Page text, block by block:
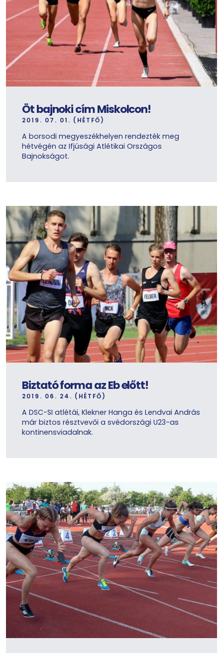
Öt bajnoki cím Miskolcon!
2019. 07. 01. (HÉTFŐ)
A borsodi megyeszékhelyen rendezték meg
hétvégén az Ifjúsági Atlétikai Országos
Bajnokságot.
Biztató forma az Eb előtt!
2019. 06. 24. (HÉTFŐ)
A DSC-SI atlétái, Klekner Hanga és Lendvai András
már biztos résztvevői a svédországi U23-as
kontinensviadalnak.